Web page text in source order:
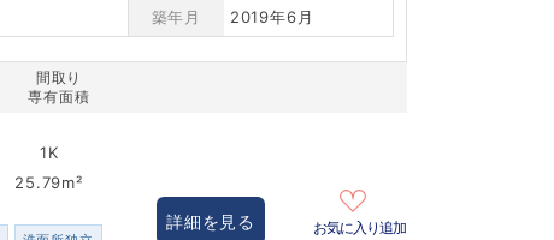
築年月 2019年6月
間取り
専有面積
1K
25.79m²
詳細を見る お気に入り追加